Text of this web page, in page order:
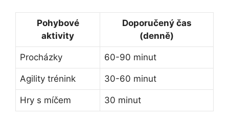
Pohybové
aktivity
Doporučený čas
(denně)
Procházky 60-90 minut
Agility trénink 30-60 minut
Hry s míčem 30 minut